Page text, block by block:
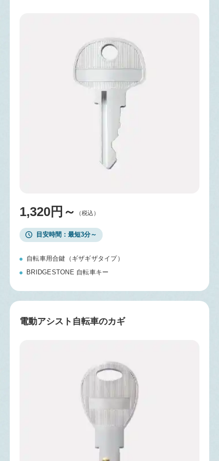
1,320円～ （税込）
目安時間 最短3分～
自転車用合鍵（ギザギザタイプ）
BRIDGESTONE 自転車キー
電動アシスト自転車のカギ